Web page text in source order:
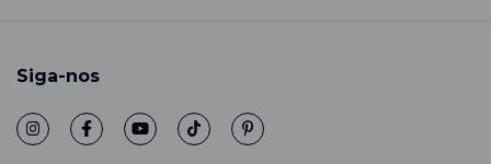
Siga-nos